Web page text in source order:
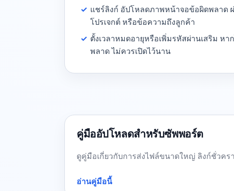
✓ แชร์ลิงก์ อัปโหลดภาพหน้าจอข้อผิดพลาด
โปรเจกต์ หรือข้อความถึงลูกค้า
✓ ตั้งเวลาหมดอายุหรือเพิ่มรหัสผ่านเสริม
พลาด ไม่ควรเปิดไว้นาน
คู่มืออัปโหลดสำหรับซัพพอร์ต
ดูคู่มือเกี่ยวกับการส่งไฟล์ขนาดใหญ่ ลิงก์ชั่วคร
อ่านคู่มือนี้